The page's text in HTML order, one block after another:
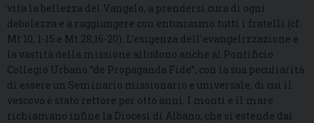
vita la bellezza del Vangelo, a prendersi cura di ogni
debolezza e a raggiungere con entusiasmo tutti i fratelli (cf.
Mt 10, 1-15 e Mt 28,16-20). L’esigenza dell’evangelizzazione e
la vastità della missione alludono anche al Pontificio
Collegio Urbano “de Propaganda Fide”, con la sua peculiarità
di essere un Seminario missionario e universale, di cui il
vescovo è stato rettore per otto anni. I monti e il mare
richiamano infine la Diocesi di Albano, che si estende dai